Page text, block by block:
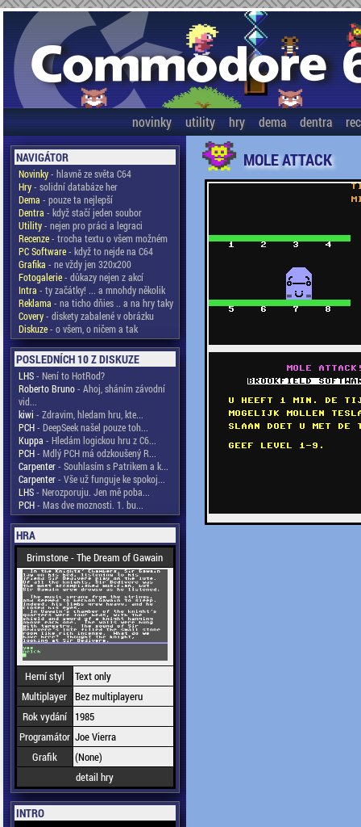
novinky utility hry dema dentra
NAVIGÁTOR
Novinky- hlavně ze světa C64
Hry- solidní databáze her
Dema - pouze ta nejlepší
Dentra - když stačí jeden soubor
Utility- nejen pro práci a legraci
Recenze- trocha textu o všem možném
PC Software- když to nejde na C64
Grafika - ne vždy jen 320x200
Fotogalerie- důkazy nejen z akcí
Intra - ty začátky! ... a mnohdy několik
Reklama - na ticho dňies .. a na hry taky
Covery- diskety zabalené v obrázku
Diskuze- o všem, o ničem a tak
POSLEDNÍCH 10 Z DISKUZE
LHS- Není to HotRod?
Roberto Bruno- Ahoj, sháním závodní
vid...
kiwi - Zdravim, hledam hru, kte...
PCH- DeepSeek našel pouze toh...
Kuppa - Hledám logickou hru z C6...
PCH- Mdlý PCH má odzkoušený R...
Carpenter- Souhlasím s Patrikem a k...
Carpenter- Vše už funguje ke spokoj...
LHS- Nerozporuju. Jen mě poba...
PCH- Mas dve moznosti. 1. bu...
HRA
Brimstone - The Dream of Gawain
Herní styl
Text only
Multiplayer Bez multiplayeru
Rok vydání
1985
Programátor Joe Vierra
Grafik
(None)
detail hry
INTRO
MOLE ATTACK